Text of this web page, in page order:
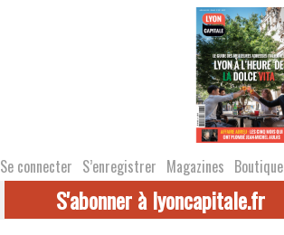
Se connecter S’enregistrer Magazines Boutique
S'abonner à lyoncapitale.fr